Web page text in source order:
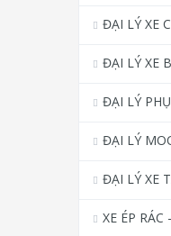
ĐẠI LÝ XE
ĐẠI LÝ XE
ĐẠI LÝ
ĐẠI LÝ
ĐẠI LÝ XE
XE ÉP RÁC